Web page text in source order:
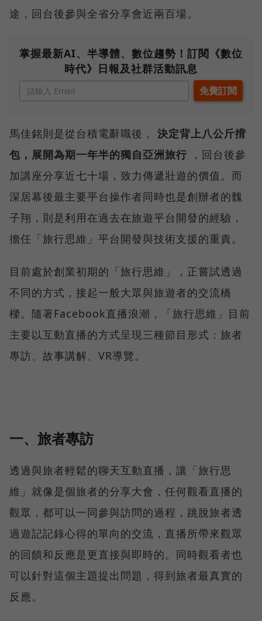
途，回台後參與全省分享會近兩百場。
掌握最新AI、半導體、數位趨勢！訂閱《數位
時代》日報及社群活動訊息
馬佳銘則是從台積電辭職後， 決定背上八公斤揹
包，展開為期一年半的獨自亞洲旅行 ，回台後參
加講座分享近七十場，致力傳遞壯遊的價值。而
深居幕後最主要平台操作者同時也是創辦者的魏
子翔，則是利用在過去在旅遊平台開發的經驗，
擔任「旅行思維」平台開發與技術支援的重責。
目前處於創業初期的「旅行思維」，正嘗試透過
不同的方式，接起一般大眾與旅遊者的交流橋
樑。隨著Facebook直播浪潮，「旅行思維」目前
主要以互動直播的方式呈現三種節目形式：旅者
專訪、故事講解、VR導覽。
一、旅者專訪
透過與旅者輕鬆的聊天互動直播，讓「旅行思
維」就像是個旅者的分享大會，任何觀看直播的
觀眾，都可以一同參與訪問的過程，跳脫旅者透
過遊記記錄心得的單向的交流，直播所帶來觀眾
的回饋和反應是更直接與即時的。同時觀看者也
可以針對這個主題提出問題，得到旅者最真實的
反應。